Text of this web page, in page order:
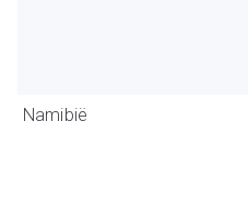
Namibië